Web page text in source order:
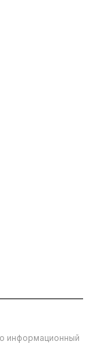
информационный